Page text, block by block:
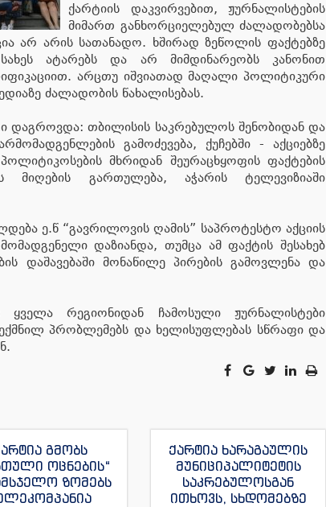
ქარტიის დაკვირვებით, ჟურნალისტების
მიმართ განხორციელებულ ძალადობებსა
არ არის სათანადო. ხშირად ზეწოლის ფაქტებზე
ატარებს და არ მიმდინარეობს კანონით
არცთუ იშვიათად მაღალი პოლიტიკური
ძალადობის წახალისებას.
თბილისის საკრებულოს შენობიდან და
გამოძევება, ქუჩებში - აქციებზე
მხრიდან შეურაცხყოფის ფაქტების
მიღების გართულება, აჭარის ტელევიზიაში
ე.წ “გავრილოვის ღამის” საპროტესტო აქციის
დაზიანდა, თუმცა ამ ფაქტის შესახებ
დაშავებაში მონაწილე პირების გამოვლენა და
ყველა რეგიონიდან ჩამოსული ჟურნალისტები
პრობლემებს და ხელისუფლებას სწრაფი და
გმობს
ოცნების“
ზომებს
ქარტია ხარაგაულის
მუნიციპალიტეტის
საკრებულოსგან
ითხოვს, სხდომებზე